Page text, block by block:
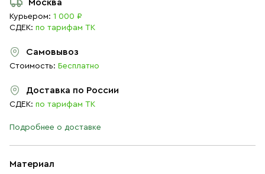
Материал
Москва
Курьером: 1 000 ₽
СДЕК: по тарифам ТК
Самовывоз
Стоимость: Бесплатно
Доставка по России
СДЕК: по тарифам ТК
Подробнее о доставке